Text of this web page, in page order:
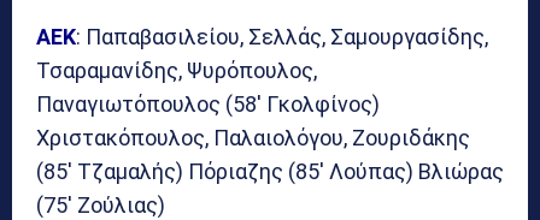
ΑΕΚ: Παπαβασιλείου, Σελλάς, Σαμουργασίδης,
Τσαραμανίδης, Ψυρόπουλος,
Παναγιωτόπουλος (58′ Γκολφίνος)
Χριστακόπουλος, Παλαιολόγου, Ζουριδάκης
(85′ Τζαμαλής) Πόριαζης (85′ Λούπας) Βλιώρας
(75′ Ζούλιας)